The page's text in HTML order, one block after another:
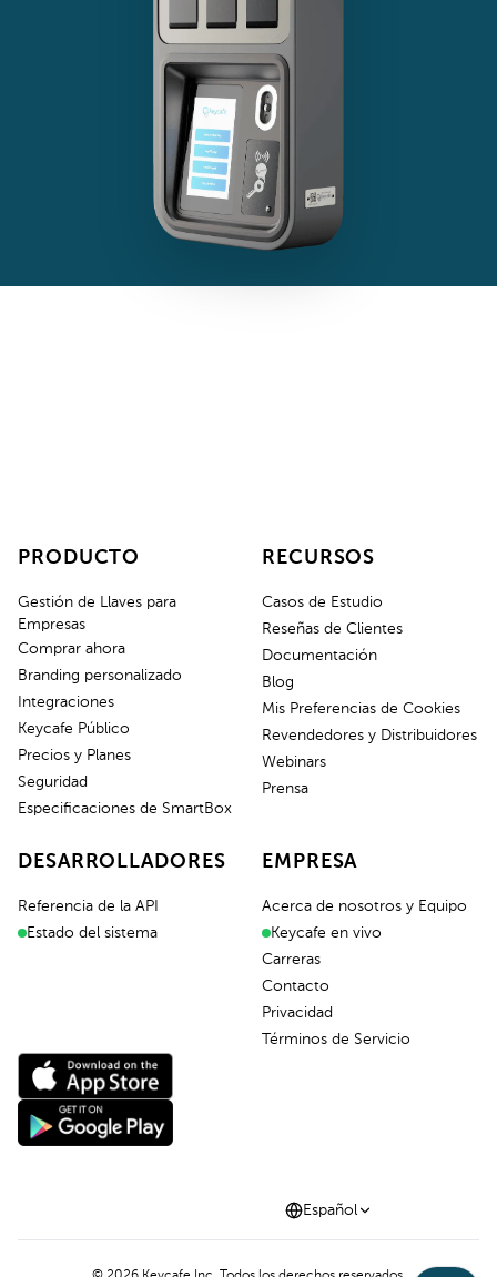
PRODUCTO
Gestión de Llaves para
Empresas
Comprar ahora
Branding personalizado
Integraciones
Keycafe Público
Precios y Planes
Seguridad
Especificaciones de SmartBox
RECURSOS
Casos de Estudio
Reseñas de Clientes
Documentación
Blog
Mis Preferencias de Cookies
Revendedores y Distribuidores
Webinars
Prensa
DESARROLLADORES
Referencia de la API
Estado del sistema
EMPRESA
Acerca de nosotros y Equipo
Keycafe en vivo
Carreras
Contacto
Privacidad
Términos de Servicio
Español